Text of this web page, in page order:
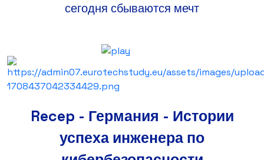
сегодня сбываются мечт
Recep - Германия - Истории
успеха инженера по